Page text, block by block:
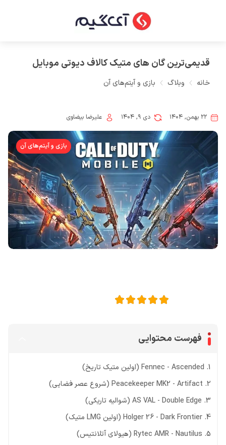
قدیمی‌ترین گان های متیک کالاف دیوتی موبایل
خانه وبلاگ بازی و آیتم‌های آن
۲۲ بهمن, ۱۴۰۴ دی ۹, ۱۴۰۴ علیرضا بیضاوی
بازی و آیتم‌های آن
فهرست محتوایی
1. Fennec - Ascended (اولین متیک تاریخ)
2. Peacekeeper MK2 - Artifact (شروع عصر فضایی)
3. AS VAL - Double Edge (شوالیه تاریکی)
4. Holger 26 - Dark Frontier (اولین LMG متیک)
5. Rytec AMR - Nautilus (هیولای آتلانتیس)